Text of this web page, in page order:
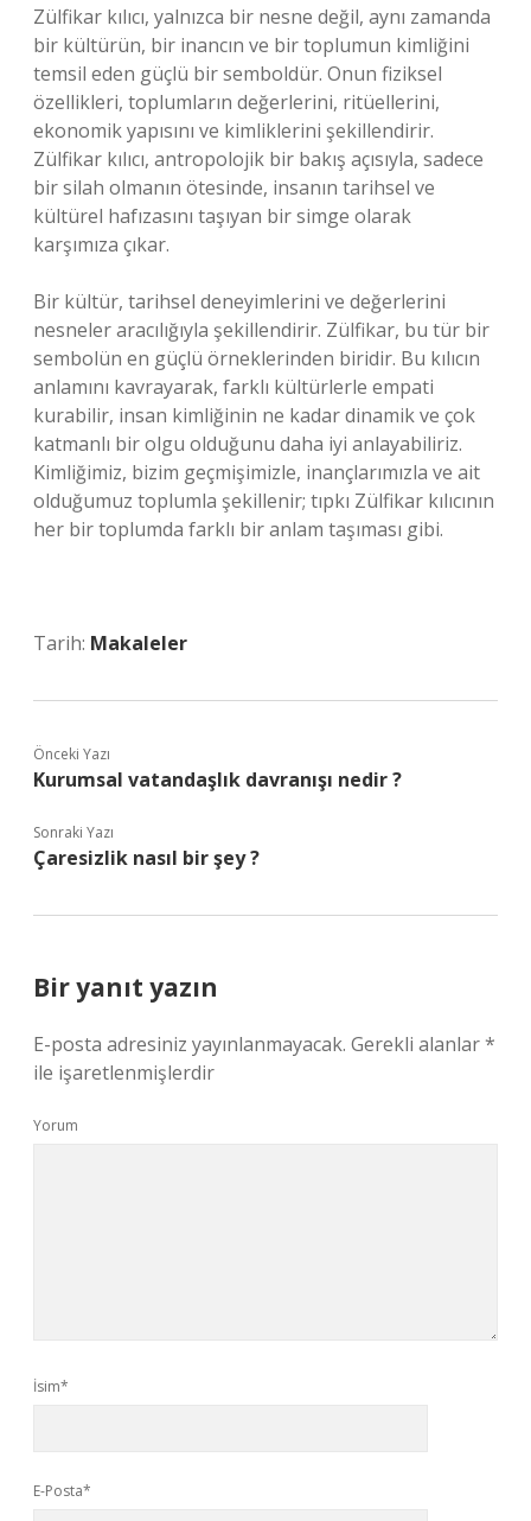
Zülfikar kılıcı, yalnızca bir nesne değil, aynı zamanda
bir kültürün, bir inancın ve bir toplumun kimliğini
temsil eden güçlü bir semboldür. Onun fiziksel
özellikleri, toplumların değerlerini, ritüellerini,
ekonomik yapısını ve kimliklerini şekillendirir.
Zülfikar kılıcı, antropolojik bir bakış açısıyla, sadece
bir silah olmanın ötesinde, insanın tarihsel ve
kültürel hafızasını taşıyan bir simge olarak
karşımıza çıkar.
Bir kültür, tarihsel deneyimlerini ve değerlerini
nesneler aracılığıyla şekillendirir. Zülfikar, bu tür bir
sembolün en güçlü örneklerinden biridir. Bu kılıcın
anlamını kavrayarak, farklı kültürlerle empati
kurabilir, insan kimliğinin ne kadar dinamik ve çok
katmanlı bir olgu olduğunu daha iyi anlayabiliriz.
Kimliğimiz, bizim geçmişimizle, inançlarımızla ve ait
olduğumuz toplumla şekillenir; tıpkı Zülfikar kılıcının
her bir toplumda farklı bir anlam taşıması gibi.
Tarih: Makaleler
Önceki Yazı
Kurumsal vatandaşlık davranışı nedir ?
Sonraki Yazı
Çaresizlik nasıl bir şey ?
Bir yanıt yazın
E-posta adresiniz yayınlanmayacak. Gerekli alanlar*
ile işaretlenmişlerdir
Yorum
İsim*
E-Posta*